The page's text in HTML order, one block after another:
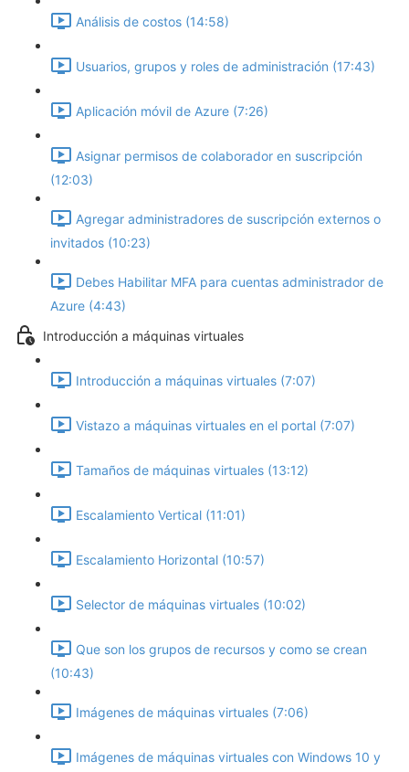
Análisis de costos (14:58)
Usuarios, grupos y roles de administración (17:43)
Aplicación móvil de Azure (7:26)
Asignar permisos de colaborador en suscripción
(12:03)
Agregar administradores de suscripción externos o
invitados (10:23)
Debes Habilitar MFA para cuentas administrador de
Azure (4:43)
Introducción a máquinas virtuales
Introducción a máquinas virtuales (7:07)
Vistazo a máquinas virtuales en el portal (7:07)
Tamaños de máquinas virtuales (13:12)
Escalamiento Vertical (11:01)
Escalamiento Horizontal (10:57)
Selector de máquinas virtuales (10:02)
Que son los grupos de recursos y como se crean
(10:43)
Imágenes de máquinas virtuales (7:06)
Imágenes de máquinas virtuales con Windows 10 y